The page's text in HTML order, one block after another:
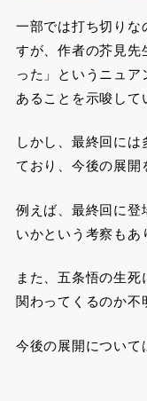
一部では打ち切りな
すが、作者の芥見
った」というニュ
あることを示唆して
しかし、最終回に
ており、今後の展開
例えば、最終回に登
いかという考察もあ
また、五条悟の生
関わってくるのか不
今後の展開について